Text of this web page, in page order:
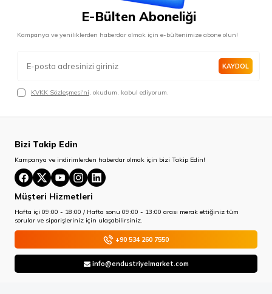
E-Bülten Aboneliği
Kampanya ve yeniliklerden haberdar olmak için e-bültenimize abone olun!
KAYDOL
KVKK Sözleşmesi'ni , okudum, kabul ediyorum.
Bizi Takip Edin
Kampanya ve indirimlerden haberdar olmak için bizi Takip Edin!
Müşteri Hizmetleri
Hafta içi 09:00 - 18:00 / Hafta sonu 09:00 - 13:00 arası merak ettiğiniz tüm
sorular ve siparişleriniz için ulaşabilirsiniz.
+90 534 260 7550
info@endustriyelmarket.com